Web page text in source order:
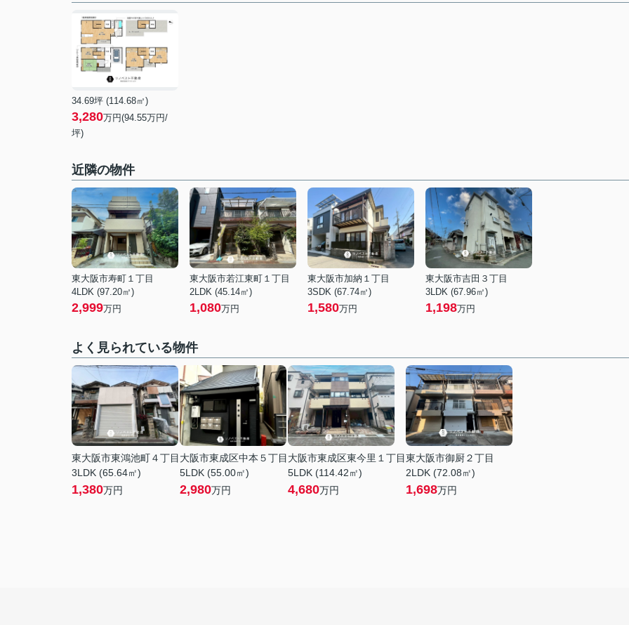
34.69坪 (114.68㎡)
3,280万円(94.55万円/
坪)
近隣の物件
東大阪市寿町１丁目
4LDK (97.20㎡)
2,999万円
東大阪市若江東町１丁目
2LDK (45.14㎡)
1,080万円
東大阪市加納１丁目
3SDK (67.74㎡)
1,580万円
東大阪市吉田３丁目
3LDK (67.96㎡)
1,198万円
よく見られている物件
東大阪市東鴻池町４丁目
3LDK (65.64㎡)
1,380万円
大阪市東成区中本５丁目
5LDK (55.00㎡)
2,980万円
大阪市東成区東今里１丁目
5LDK (114.42㎡)
4,680万円
東大阪市御厨２丁目
2LDK (72.08㎡)
1,698万円